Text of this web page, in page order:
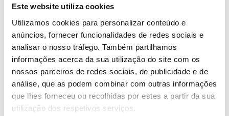
Este website utiliza cookies
Utilizamos cookies para personalizar conteúdo e
anúncios, fornecer funcionalidades de redes sociais e
analisar o nosso tráfego. Também partilhamos
informações acerca da sua utilização do site com os
nossos parceiros de redes sociais, de publicidade e de
análise, que as podem combinar com outras informações
que lhes forneceu ou recolhidas por estes a partir da sua
utilização dos respetivos serviços.
often, the details make all the difference: an on-
time delivery ⏱️, a quick response ⚡ or simply
answering the phone with genuine availability
☎️🙂
But Carlos is not only about spreadsheets,
references and orders 📦
Outside the industrial environment, there is
another side equally recognised by those who